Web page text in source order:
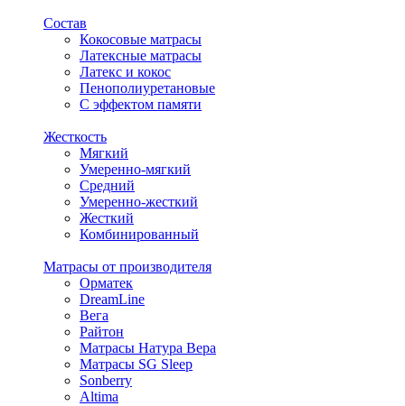
Состав
Кокосовые матрасы
Латексные матрасы
Латекс и кокос
Пенополиуретановые
С эффектом памяти
Жесткость
Мягкий
Умеренно-мягкий
Средний
Умеренно-жесткий
Жесткий
Комбинированный
Матрасы от производителя
Орматек
DreamLine
Вега
Райтон
Матрасы Натура Вера
Матрасы SG Sleep
Sonberry
Altima